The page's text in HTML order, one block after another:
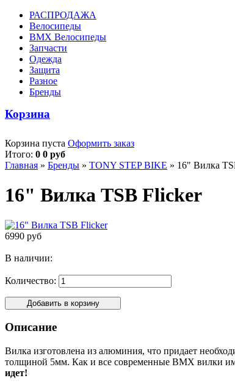
РАСПРОДАЖА
Велосипеды
BMX Велосипеды
Запчасти
Одежда
Защита
Разное
Бренды
Корзина
Корзина пуста Оформить заказ
Итого: 0 0 руб
Главная » Бренды » TONY STEP BIKE » 16" Вилка
16" Вилка TSB Flicker
6990 руб
В наличии:
Количество:
Описание
Вилка изготовлена из алюминия, что придает
толщиной 5мм. Как и все современные BMX вилки
идет!